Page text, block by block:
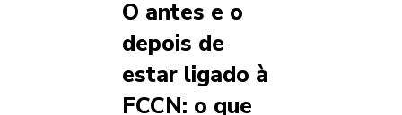
O antes e o
depois de
estar ligado à
FCCN: o que